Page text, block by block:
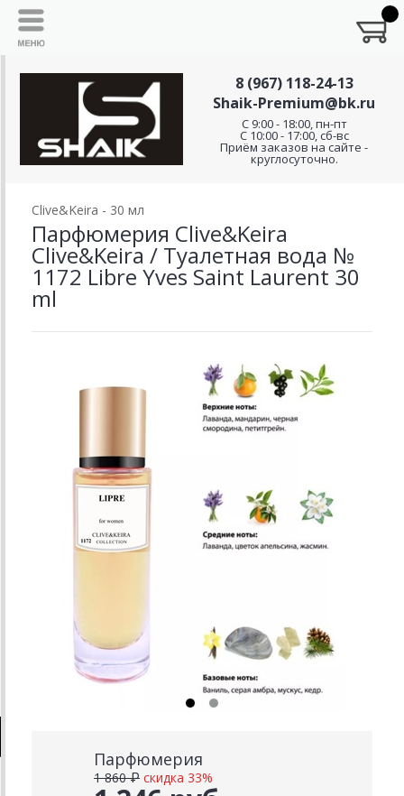
8 (967) 118-24-13
Shaik-Premium@bk.ru
C 9:00 - 18:00, пн-пт
С 10:00 - 17:00, сб-вс
Приём заказов на сайте -
круглосуточно.
Clive&Keira - 30 мл
Парфюмерия Clive&Keira
Clive&Keira / Туалетная вода №
1172 Libre Yves Saint Laurent 30
ml
Парфюмерия
1 860 ₽ скидка 33%